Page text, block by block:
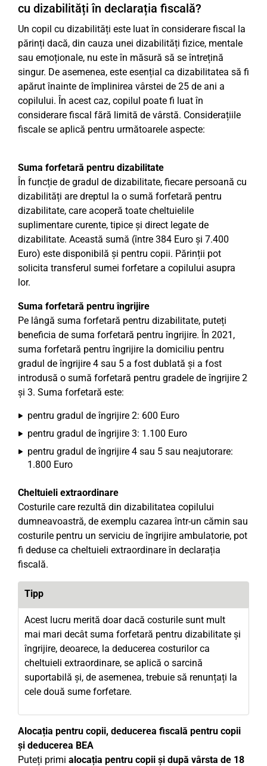
cu dizabilități în declarația fiscală?
Un copil cu dizabilități este luat în considerare fiscal la
părinți dacă, din cauza unei dizabilități fizice, mentale
sau emoționale, nu este în măsură să se întrețină
singur. De asemenea, este esențial ca dizabilitatea să fi
apărut înainte de împlinirea vârstei de 25 de ani a
copilului. În acest caz, copilul poate fi luat în
considerare fiscal fără limită de vârstă. Considerațiile
fiscale se aplică pentru următoarele aspecte:
Suma forfetară pentru dizabilitate
În funcție de gradul de dizabilitate, fiecare persoană cu
dizabilități are dreptul la o sumă forfetară pentru
dizabilitate, care acoperă toate cheltuielile
suplimentare curente, tipice și direct legate de
dizabilitate. Această sumă (între 384 Euro și 7.400
Euro) este disponibilă și pentru copii. Părinții pot
solicita transferul sumei forfetare a copilului asupra
lor.
Suma forfetară pentru îngrijire
Pe lângă suma forfetară pentru dizabilitate, puteți
beneficia de suma forfetară pentru îngrijire. În 2021,
suma forfetară pentru îngrijire la domiciliu pentru
gradul de îngrijire 4 sau 5 a fost dublată și a fost
introdusă o sumă forfetară pentru gradele de îngrijire 2
și 3. Suma forfetară este:
pentru gradul de îngrijire 2: 600 Euro
pentru gradul de îngrijire 3: 1.100 Euro
pentru gradul de îngrijire 4 sau 5 sau neajutorare:
1.800 Euro
Cheltuieli extraordinare
Costurile care rezultă din dizabilitatea copilului
dumneavoastră, de exemplu cazarea într-un cămin sau
costurile pentru un serviciu de îngrijire ambulatorie, pot
fi deduse ca cheltuieli extraordinare în declarația
fiscală.
Tipp
Acest lucru merită doar dacă costurile sunt mult
mai mari decât suma forfetară pentru dizabilitate și
îngrijire, deoarece, la deducerea costurilor ca
cheltuieli extraordinare, se aplică o sarcină
suportabilă și, de asemenea, trebuie să renunțați la
cele două sume forfetare.
Alocația pentru copii, deducerea fiscală pentru copii
și deducerea BEA
Puteți primi alocația pentru copii și după vârsta de 18